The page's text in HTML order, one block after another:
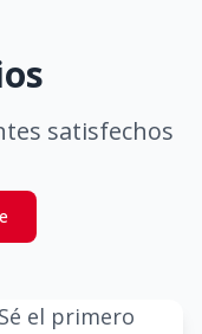
satisfechos
el primero